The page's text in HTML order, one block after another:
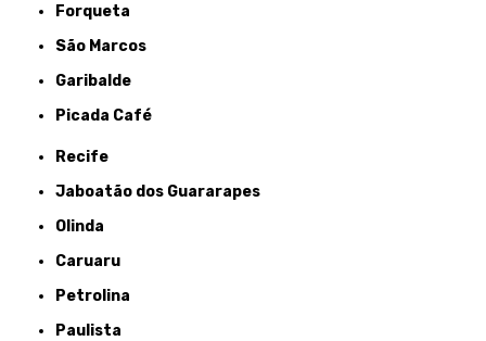
Forqueta
São Marcos
Garibalde
Picada Café
Recife
Jaboatão dos Guararapes
Olinda
Caruaru
Petrolina
Paulista